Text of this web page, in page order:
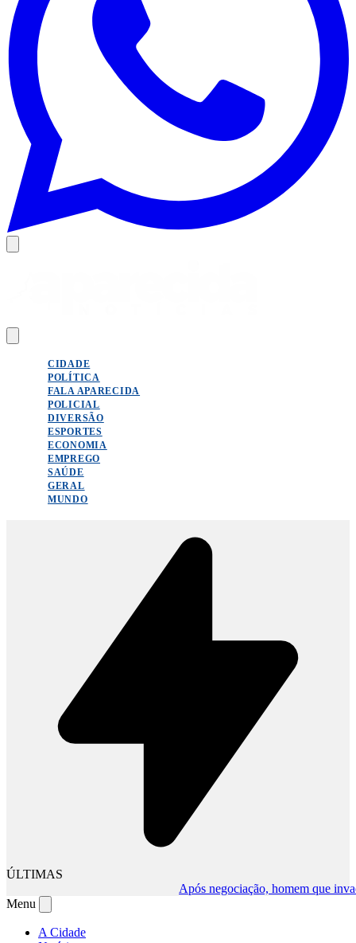
CIDADE
POLÍTICA
FALA APARECIDA
POLICIAL
DIVERSÃO
ESPORTES
ECONOMIA
EMPREGO
SAÚDE
GERAL
MUNDO
ÚLTIMAS
Após negociação, homem que
Menu
A Cidade